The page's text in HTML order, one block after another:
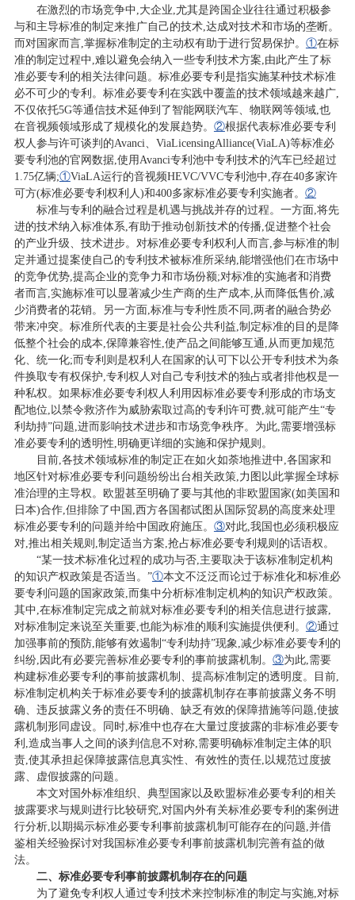
在激烈的市场竞争中,大企业,尤其是跨国企业往往通过积极参
与和主导标准的制定来推广自己的技术,达成对技术和市场的垄断。
而对国家而言,掌握标准制定的主动权有助于进行贸易保护。 ①在标
准的制定过程中,难以避免会纳入一些专利技术方案,由此产生了标
准必要专利的相关法律问题。标准必要专利是指实施某种技术标准
必不可少的专利。标准必要专利在实践中覆盖的技术领域越来越广,
不仅依托5G等通信技术延伸到了智能网联汽车、物联网等领域,也
在音视频领域形成了规模化的发展趋势。 ②根据代表标准必要专利
权人参与许可谈判的Avanci、ViaLicensingAlliance(ViaLA)等标准必
要专利池的官网数据,使用Avanci专利池中专利技术的汽车已经超过
1.75亿辆;①ViaLA运行的音视频HEVC/VVC专利池中,存在40多家许
可方(标准必要专利权利人)和400多家标准必要专利实施者。 ②
标准与专利的融合过程是机遇与挑战并存的过程。一方面,将先
进的技术纳入标准体系,有助于推动创新技术的传播,促进整个社会
的产业升级、技术进步。对标准必要专利权利人而言,参与标准的制
定并通过提案使自己的专利技术被标准所采纳,能增强他们在市场中
的竞争优势,提高企业的竞争力和市场份额;对标准的实施者和消费
者而言,实施标准可以显著减少生产商的生产成本,从而降低售价,减
少消费者的花销。另一方面,标准与专利性质不同,两者的融合势必
带来冲突。标准所代表的主要是社会公共利益,制定标准的目的是降
低整个社会的成本,保障兼容性,使产品之间能够互通,从而更加规范
化、统一化;而专利则是权利人在国家的认可下以公开专利技术为条
件换取专有权保护,专利权人对自己专利技术的独占或者排他权是一
种私权。如果标准必要专利权人利用因标准必要专利形成的市场支
配地位,以禁令救济作为威胁索取过高的专利许可费,就可能产生“专
利劫持”问题,进而影响技术进步和市场竞争秩序。为此,需要增强标
准必要专利的透明性,明确更详细的实施和保护规则。
目前,各技术领域标准的制定正在如火如荼地推进中,各国家和
地区针对标准必要专利问题纷纷出台相关政策,力图以此掌握全球标
准治理的主导权。欧盟甚至明确了要与其他的非欧盟国家(如美国和
日本)合作,但排除了中国,西方各国都试图从国际贸易的高度来处理
标准必要专利的问题并给中国政府施压。 ③对此,我国也必须积极应
对,推出相关规则,制定适当方案,抢占标准必要专利规则的话语权。
“某一技术标准化过程的成功与否,主要取决于该标准制定机构
的知识产权政策是否适当。”①本文不泛泛而论过于标准化和标准必
要专利问题的国家政策,而集中分析标准制定机构的知识产权政策。
其中,在标准制定完成之前就对标准必要专利的相关信息进行披露,
对标准制定来说至关重要,也能为标准的顺利实施提供便利。 ②通过
加强事前的预防,能够有效遏制“专利劫持”现象,减少标准必要专利的
纠纷,因此有必要完善标准必要专利的事前披露机制。 ③为此,需要
构建标准必要专利的事前披露机制、提高标准制定的透明度。目前,
标准制定机构关于标准必要专利的披露机制存在事前披露义务不明
确、违反披露义务的责任不明确、缺乏有效的保障措施等问题,使披
露机制形同虚设。同时,标准中也存在大量过度披露的非标准必要专
利,造成当事人之间的谈判信息不对称,需要明确标准制定主体的职
责,使其承担起保障披露信息真实性、有效性的责任,以规范过度披
露、虚假披露的问题。
本文对国外标准组织、典型国家以及欧盟标准必要专利的相关
披露要求与规则进行比较研究,对国内外有关标准必要专利的案例进
行分析,以期揭示标准必要专利事前披露机制可能存在的问题,并借
鉴相关经验探讨对我国标准必要专利事前披露机制完善有益的做
法。
二、标准必要专利事前披露机制存在的问题
为了避免专利权人通过专利技术来控制标准的制定与实施,对标